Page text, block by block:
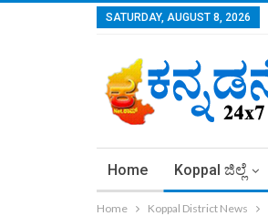
SATURDAY, AUGUST 8, 2026
Home Koppal ಜಿಲ್ಲೆ
Home Koppal District News